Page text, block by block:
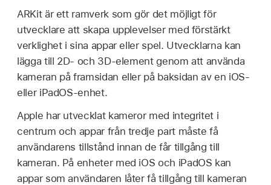
ARKit är ett ramverk som gör det möjligt för
utvecklare att skapa upplevelser med förstärkt
verklighet i sina appar eller spel. Utvecklarna kan
lägga till 2D- och 3D-element genom att använda
kameran på framsidan eller på baksidan av en iOS-
eller iPadOS-enhet.
Apple har utvecklat kameror med integritet i
centrum och appar från tredje part måste få
användarens tillstånd innan de får tillgång till
kameran. På enheter med iOS och iPadOS kan
appar som användaren låter få tillgång till kameran